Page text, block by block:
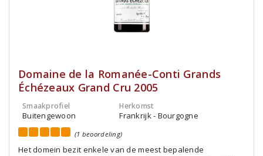
Domaine de la Romanée-Conti Grands
Échézeaux Grand Cru 2005
Smaakprofiel
Buitengewoon
Herkomst
Frankrijk - Bourgogne
(1 beoordeling)
Het domein bezit enkele van de meest bepalende